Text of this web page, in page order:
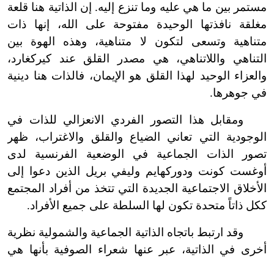
مستمر بين ما هي عليه وما تنزع إليه. إن الذاتية هنا قلعة
مغلقة نافذتها الوحيدة مفتوحة على الله، إنها ذات
متناهية وتسعى لتكون لا متناهية، وهذه الهوة بين
التناهي واللاتناهي، هي مصدر القلق عند كيركغارد،
والعزاء الوحيد لهذا القلق هو الإيمان، فالذات هنا دينية
في جوهرها.
ومقابل هذا التصور الفردي الانعزالي للذات في
الوجودية التي تعاني الضياع والقلق والاغتراب، ظهر
تصور الذات الجماعية في الوضعية الفرنسية لدى
أوغست كونت ودوركهايم وليفي بريل الذين دعوا إلى
الأخلاق الاجتماعية الجديدة التي تتخذ من أفراد المجتمع
ككل ذاتاً متحدة تكون لها السلطة على جميع الأفراد.
وقد ارتبط باتجاه الذاتية الجماعية والشمولية نظرية
أخرى في الذاتية، عبر عنها شعراء الصوفية بأنها هي